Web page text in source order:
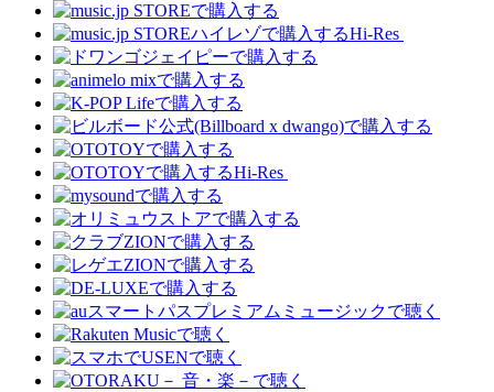
Hi-Res
Hi-Res